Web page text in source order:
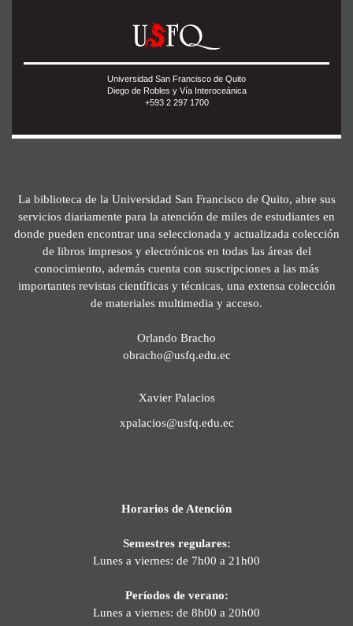
Universidad San Francisco de Quito
Diego de Robles y Vía Interoceánica
+593 2 297 1700
La biblioteca de la Universidad San Francisco de Quito, abre sus
servicios diariamente para la atención de miles de estudiantes en
donde pueden encontrar una seleccionada y actualizada colección
de libros impresos y electrónicos en todas las áreas del
conocimiento, además cuenta con suscripciones a las más
importantes revistas científicas y técnicas, una extensa colección
de materiales multimedia y acceso.
Orlando Bracho
obracho@usfq.edu.ec
Xavier Palacios
xpalacios@usfq.edu.ec
Horarios de Atención
Semestres regulares:
Lunes a viernes: de 7h00 a 21h00
Períodos de verano:
Lunes a viernes: de 8h00 a 20h00